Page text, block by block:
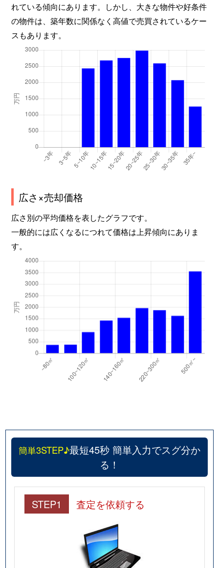
れている傾向にあります。しかし、大きな物件や好条件
の物件は、築年数に関係なく高値で売買されているケー
スもあります。
広さ×売却価格
広さ別の平均価格を表したグラフです。
一般的には広くなるにつれて価格は上昇傾向にありま
す。
簡単3STEP♪最短45秒 簡単入力でスグ分か
る！
STEP1 査定を依頼する